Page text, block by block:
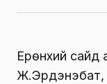
Ерөнхий сайд
Ж.Эрдэнэбат,